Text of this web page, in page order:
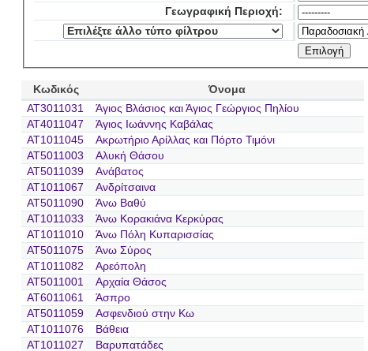
Γεωγραφική Περιοχή:
Κωδικός
Όνομα
AT3011031
Άγιος Βλάσιος και Άγιος Γεώργιος Πηλίου
AT4011047
Άγιος Ιωάννης Καβάλας
AT1011045
Ακρωτήριο Αρίλλας και Πόρτο Τιμόνι
AT5011003
Αλυκή Θάσου
AT5011039
Ανάβατος
AT1011067
Ανδρίτσαινα
AT5011090
Άνω Βαθύ
AT1011033
Άνω Κορακιάνα Κερκύρας
AT1011010
Άνω Πόλη Κυπαρισσίας
AT5011075
Άνω Σύρος
AT1011082
Αρεόπολη
AT5011001
Αρχαία Θάσος
AT6011061
Άσπρο
AT5011059
Ασφενδιού στην Κω
AT1011076
Βάθεια
AT1011027
Βαρυπατάδες